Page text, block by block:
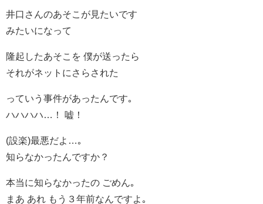
井口さんのあそこが見たいです
みたいになって
隆起したあそこを 僕が送ったら
それがネットにさらされた
っていう事件があったんです｡
ハハハハ…！ 嘘！
(設楽)最悪だよ…｡
知らなかったんですか？
本当に知らなかったの ごめん｡
まあ あれ もう３年前なんですよ｡